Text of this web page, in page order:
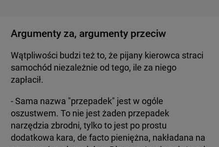
Argumenty za, argumenty przeciw
Wątpliwości budzi też to, że pijany kierowca straci
samochód niezależnie od tego, ile za niego
zapłacił.
- Sama nazwa "przepadek" jest w ogóle
oszustwem. To nie jest żaden przepadek
narzędzia zbrodni, tylko to jest po prostu
dodatkowa kara, de facto pieniężna, nakładana na